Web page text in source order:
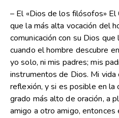
– El «Dios de los filósofos» El
que la más alta vocación del
comunicación con su Dios
cuando el hombre descubre
yo solo, ni mis padres; mis
instrumentos de Dios. Mi
reflexión, y si es posible en la
grado más alto de oración, a
amigo a otro amigo,